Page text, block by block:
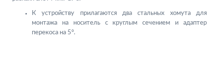
К устройству прилагаются два стальных хомута для
монтажа на носитель с круглым сечением и адаптер
перекоса на 5°.